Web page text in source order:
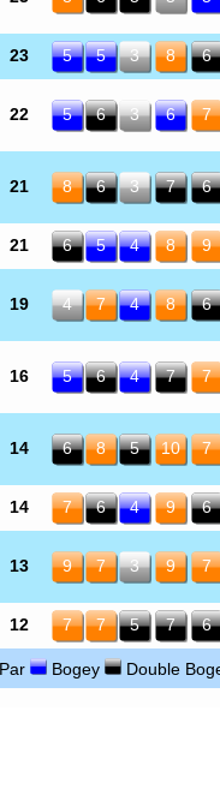
Par Bogey Double
23 5 5 3 8 6
22 5 6 3 6 7
21 8 6 3 7 6
21 6 5 4 8 9
19 4 7 4 8 6
16 5 6 4 7 7
14 6 8 5 10 7
14 7 6 4 9 6
13 9 7 3 9 7
12 7 7 5 7 6